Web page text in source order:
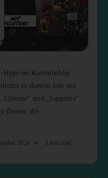
Hype im Kartenhobby
in diesem Jahr mit
und „Sapphire“
Boxen, die…
2024 3 min read